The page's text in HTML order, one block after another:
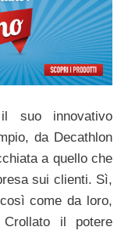
suo innovativo
da Decathlon
a quello che
sui clienti. Sì,
come da loro,
il potere